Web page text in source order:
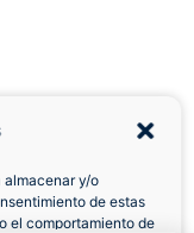
almacenar y/o
de estas
el comportamiento de
7 Días